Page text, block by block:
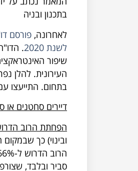
בתכנון ובניה
לאחרונה, פורסם
לשנת 2020
.
שיפור
העירונית. להלן
בתחום. התייעצו
דיירים סחטנים או
הפחתת הרוב
סביר ובלבד,